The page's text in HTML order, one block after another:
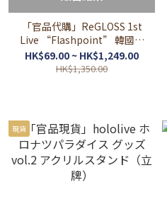
「官品代購」ReGLOSS 1st
Live “Flashpoint” 韓國周
邊 🎹✨🐚🌃🐧⚡ (音乃瀬奏/儒
烏風亭らでん/一条莉々華/
HK$69.00 ~ HK$1,249.00
HK$1,350.00
現貨